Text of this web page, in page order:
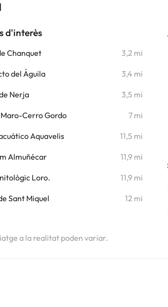
d'interès
Chanquet 3,2 mi
del Águila 3,4 mi
Nerja 3,5 mi
Cerro Gordo 7 mi
Aquavelis 11,5 mi
Almuñécar 11,9 mi
Loro. 11,9 mi
Sant Miquel 12 mi
a la realitat poden variar.